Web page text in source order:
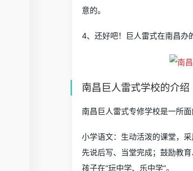
意的。
4、还好吧！巨人雷式在南昌办
南昌巨人雷式学校的介绍
南昌巨人雷式专修学校是一所
小学语文：生动活泼的课堂，
先说后写、当堂完成；鼓励教
孩子在“玩中学、乐中学”。